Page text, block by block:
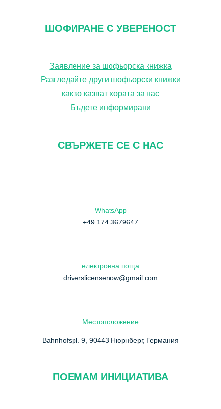
ШОФИРАНЕ С УВЕРЕНОСТ
Заявление за шофьорска книжка
Разгледайте други шофьорски книжки
какво казват хората за нас
Бъдете информирани
ПОЕМАМ ИНИЦИАТИВА
СВЪРЖЕТЕ СЕ С НАС
WhatsApp
+49 174 3679647
електронна поща
driverslicensenow@gmail.com
Местоположение
Bahnhofspl. 9, 90443 Нюрнберг, Германия